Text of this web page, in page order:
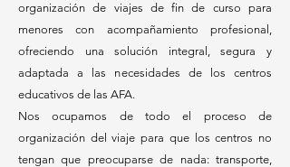
organización de viajes de fin de curso para
menores con acompañamiento profesional,
ofreciendo una solución integral, segura y
adaptada a las necesidades de los centros
educativos de las AFA.
Nos ocupamos de todo el proceso de
organización del viaje para que los centros no
tengan que preocuparse de nada: transporte,